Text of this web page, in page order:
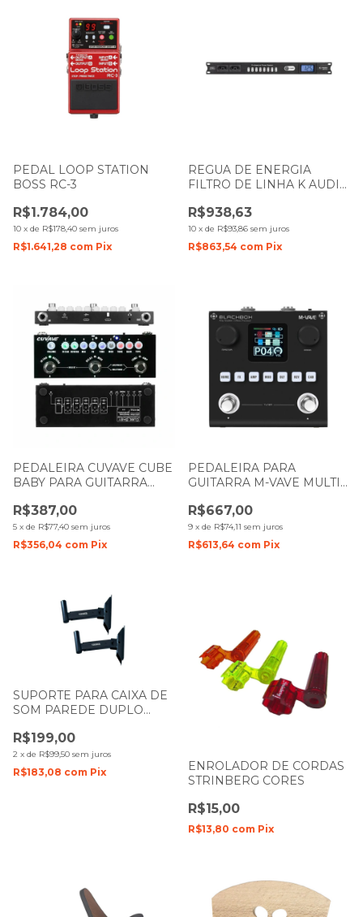
PEDAL LOOP STATION
BOSS RC-3
R$1.784,00
10 x de R$178,40 sem juros
R$1.641,28 com Pix
REGUA DE ENERGIA
FILTRO DE LINHA K AUDIO
2500W
R$938,63
10 x de R$93,86 sem juros
R$863,54 com Pix
PEDALEIRA CUVAVE CUBE
BABY PARA GUITARRA
R$387,00
5 x de R$77,40 sem juros
R$356,04 com Pix
PEDALEIRA PARA
GUITARRA M-VAVE MULTI
R$667,00
9 x de R$74,11 sem juros
R$613,64 com Pix
SUPORTE PARA CAIXA DE
SOM PAREDE DUPLO
R$199,00
2 x de R$99,50 sem juros
R$183,08 com Pix
ENROLADOR DE CORDAS
STRINBERG CORES
R$15,00
R$13,80 com Pix